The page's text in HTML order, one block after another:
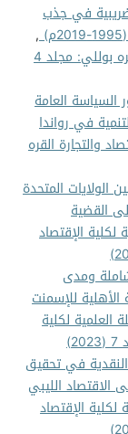
في جذب
,
المجلة العلمية لكلية الإقتصاد والتجارة القره بوللي: مجلد 4
السياسة العامة
في رواندا
والتجارة القره
الولايات المتحدة
القضية
لكلية الإقتصاد
ومدى
للإسمنت
العلمية لكلية
في تحقيق
الاقتصاد الليبي
لكلية الإقتصاد